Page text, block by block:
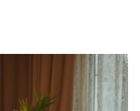
Читатели
а также
от